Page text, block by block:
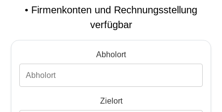
• Firmenkonten und Rechnungsstellung
verfügbar
Abholort
Zielort